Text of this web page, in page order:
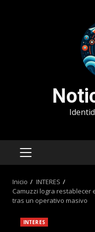
MENÚ
Inicio
INTERES
Camuzzi logra restablecer
tras un operativo masivo
INTERES